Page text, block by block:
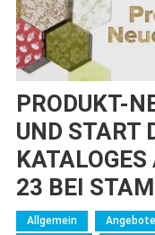
PRODUKT-
UND START
23 BEI
Allgemein